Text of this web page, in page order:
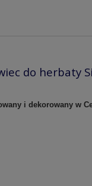
do herbaty
i dekorowany w